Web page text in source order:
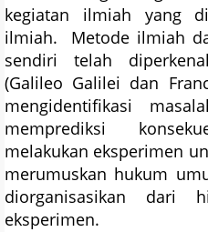
kegiatan ilmiah yang
ilmiah. Metode ilmiah
sendiri telah
(Galileo Galilei dan
mengidentifikasi
memprediksi
melakukan eksperimen
merumuskan hukum
diorganisasikan dari
eksperimen.